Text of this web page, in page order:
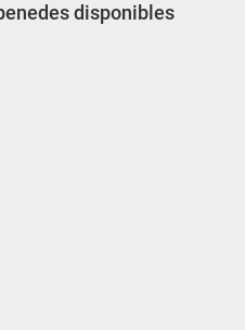
disponibles